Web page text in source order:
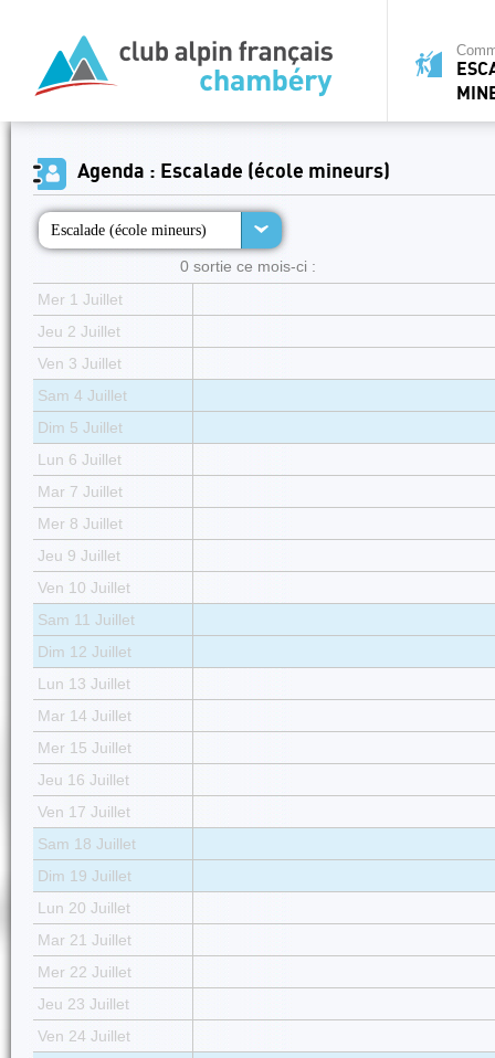
Agenda : Escalade (école mineurs)
Escalade (école mineurs)
0 sortie ce mois-ci :
Mer 1 Juillet
Jeu 2 Juillet
Ven 3 Juillet
Sam 4 Juillet
Dim 5 Juillet
Lun 6 Juillet
Mar 7 Juillet
Mer 8 Juillet
Jeu 9 Juillet
Ven 10 Juillet
Sam 11 Juillet
Dim 12 Juillet
Lun 13 Juillet
Mar 14 Juillet
Mer 15 Juillet
Jeu 16 Juillet
Ven 17 Juillet
Sam 18 Juillet
Dim 19 Juillet
Lun 20 Juillet
Mar 21 Juillet
Mer 22 Juillet
Jeu 23 Juillet
Ven 24 Juillet